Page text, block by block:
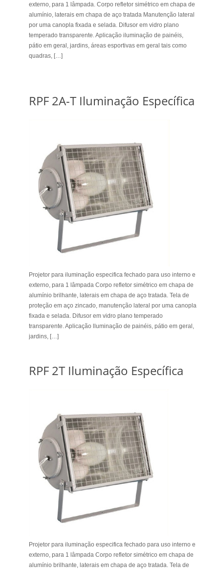
externo, para 1 lâmpada. Corpo refletor simétrico em chapa de
alumínio, laterais em chapa de aço tratada Manutenção lateral
por uma canopla fixada e selada. Difusor em vidro plano
temperado transparente. Aplicação iluminação de painéis,
pátio em geral, jardins, áreas esportivas em geral tais como
quadras, […]
RPF 2A-T Iluminação Específica
Projetor para iluminação especifica fechado para uso interno e
externo, para 1 lâmpada Corpo refletor simétrico em chapa de
alumínio brilhante, laterais em chapa de aço tratada. Tela de
proteção em aço zincado, manutenção lateral por uma canopla
fixada e selada. Difusor em vidro plano temperado
transparente. Aplicação lluminação de painéis, pátio em geral,
jardins, […]
RPF 2T Iluminação Específica
Projetor para iluminação especifica fechado para uso interno e
externo, para 1 lâmpada Corpo refletor simétrico em chapa de
alumínio brilhante, laterais em chapa de aço tratada. Tela de